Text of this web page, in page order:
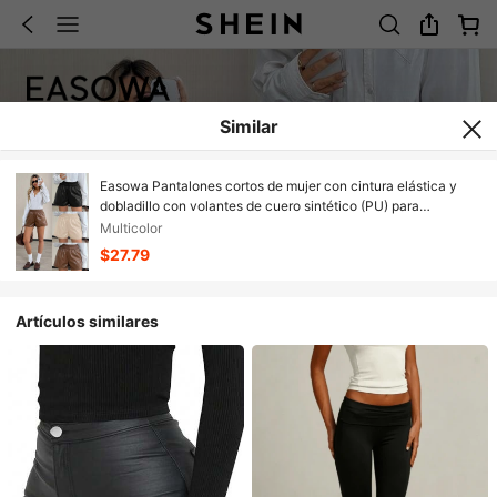
Similar
Easowa Pantalones cortos de mujer con cintura elástica y
dobladillo con volantes de cuero sintético (PU) para
otoño/invierno, de estilo versátil y de moda
Multicolor
$27.79
Artículos similares